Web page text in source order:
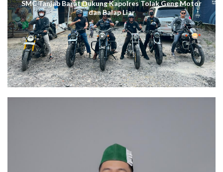
SMC Tanjab Barat Dukung Kapolres Tolak Geng Motor
dan Balap Liar